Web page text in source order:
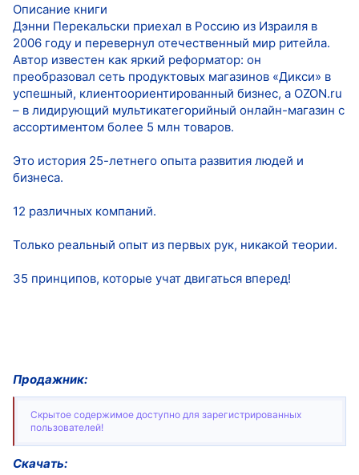
Описание книги
Дэнни Перекальски приехал в Россию из Израиля в
2006 году и перевернул отечественный мир ритейла.
Автор известен как яркий реформатор: он
преобразовал сеть продуктовых магазинов «Дикси» в
успешный, клиентоориентированный бизнес, а OZON.ru
– в лидирующий мультикатегорийный онлайн-магазин с
ассортиментом более 5 млн товаров.
Это история 25-летнего опыта развития людей и
бизнеса.
12 различных компаний.
Только реальный опыт из первых рук, никакой теории.
35 принципов, которые учат двигаться вперед!
Продажник:
Скрытое содержимое доступно для зарегистрированных
пользователей!
Скачать: